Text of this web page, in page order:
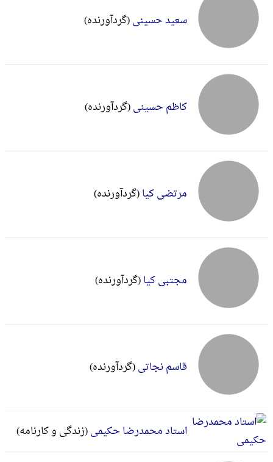
سعید حسینی(گردآورنده)
کاظم حسینی(گردآورنده)
مرتضی کیا(گردآورنده)
مجتبی کیا(گردآورنده)
قاسم نجاتی(گردآورنده)
استاد محمدرضا حکیمی(زندگی و کارنامه)